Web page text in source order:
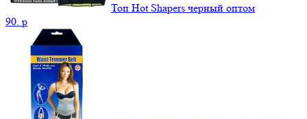
Топ Hot Shapers черный оптом
90. p